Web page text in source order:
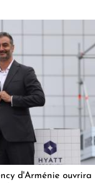
d'Arménie ouvrira